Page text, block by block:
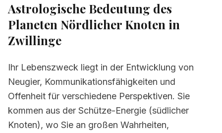
2. Verwandte Seiten
Astrologische Bedeutung des
Planeten Nördlicher Knoten in
Zwillinge
Ihr Lebenszweck liegt in der Entwicklung von
Neugier, Kommunikationsfähigkeiten und
Offenheit für verschiedene Perspektiven. Sie
kommen aus der Schütze-Energie (südlicher
Knoten), wo Sie an großen Wahrheiten,